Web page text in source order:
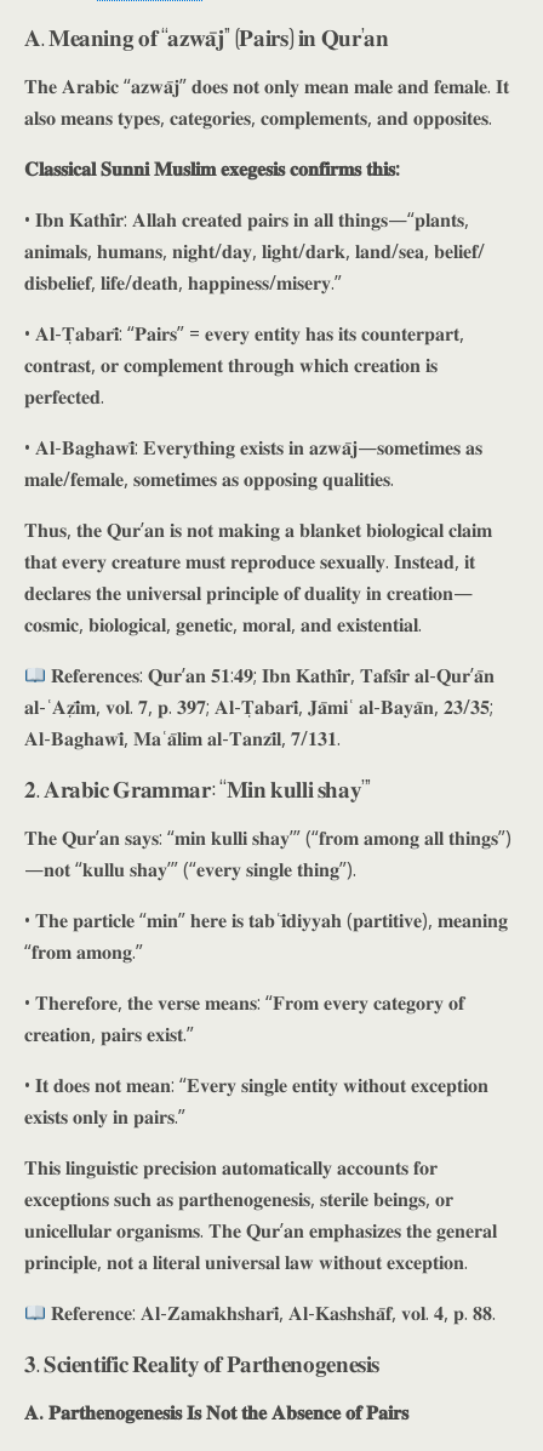
𝐀. 𝐌𝐞𝐚𝐧𝐢𝐧𝐠 𝐨𝐟 “𝐚𝐳𝐰𝐚̄𝐣” (𝐏𝐚𝐢𝐫𝐬) 𝐢𝐧 𝐐𝐮𝐫’𝐚𝐧
𝐓𝐡𝐞 𝐀𝐫𝐚𝐛𝐢𝐜 “𝐚𝐳𝐰𝐚̄𝐣” 𝐝𝐨𝐞𝐬 𝐧𝐨𝐭 𝐨𝐧𝐥𝐲 𝐦𝐞𝐚𝐧 𝐦𝐚𝐥𝐞 𝐚𝐧𝐝 𝐟𝐞𝐦𝐚𝐥𝐞. 𝐈𝐭
𝐚𝐥𝐬𝐨 𝐦𝐞𝐚𝐧𝐬 𝐭𝐲𝐩𝐞𝐬, 𝐜𝐚𝐭𝐞𝐠𝐨𝐫𝐢𝐞𝐬, 𝐜𝐨𝐦𝐩𝐥𝐞𝐦𝐞𝐧𝐭𝐬, 𝐚𝐧𝐝 𝐨𝐩𝐩𝐨𝐬𝐢𝐭𝐞𝐬.
𝐂𝐥𝐚𝐬𝐬𝐢𝐜𝐚𝐥 𝐒𝐮𝐧𝐧𝐢 𝐌𝐮𝐬𝐥𝐢𝐦 𝐞𝐱𝐞𝐠𝐞𝐬𝐢𝐬 𝐜𝐨𝐧𝐟𝐢𝐫𝐦𝐬 𝐭𝐡𝐢𝐬:
• 𝐈𝐛𝐧 𝐊𝐚𝐭𝐡𝐢̄𝐫: 𝐀𝐥𝐥𝐚𝐡 𝐜𝐫𝐞𝐚𝐭𝐞𝐝 𝐩𝐚𝐢𝐫𝐬 𝐢𝐧 𝐚𝐥𝐥 𝐭𝐡𝐢𝐧𝐠𝐬—“𝐩𝐥𝐚𝐧𝐭𝐬,
𝐚𝐧𝐢𝐦𝐚𝐥𝐬, 𝐡𝐮𝐦𝐚𝐧𝐬, 𝐧𝐢𝐠𝐡𝐭/𝐝𝐚𝐲, 𝐥𝐢𝐠𝐡𝐭/𝐝𝐚𝐫𝐤, 𝐥𝐚𝐧𝐝/𝐬𝐞𝐚, 𝐛𝐞𝐥𝐢𝐞𝐟/
𝐝𝐢𝐬𝐛𝐞𝐥𝐢𝐞𝐟, 𝐥𝐢𝐟𝐞/𝐝𝐞𝐚𝐭𝐡, 𝐡𝐚𝐩𝐩𝐢𝐧𝐞𝐬𝐬/𝐦𝐢𝐬𝐞𝐫𝐲.”
• 𝐀𝐥-𝐓̣𝐚𝐛𝐚𝐫𝐢̄: “𝐏𝐚𝐢𝐫𝐬” = 𝐞𝐯𝐞𝐫𝐲 𝐞𝐧𝐭𝐢𝐭𝐲 𝐡𝐚𝐬 𝐢𝐭𝐬 𝐜𝐨𝐮𝐧𝐭𝐞𝐫𝐩𝐚𝐫𝐭,
𝐜𝐨𝐧𝐭𝐫𝐚𝐬𝐭, 𝐨𝐫 𝐜𝐨𝐦𝐩𝐥𝐞𝐦𝐞𝐧𝐭 𝐭𝐡𝐫𝐨𝐮𝐠𝐡 𝐰𝐡𝐢𝐜𝐡 𝐜𝐫𝐞𝐚𝐭𝐢𝐨𝐧 𝐢𝐬
𝐩𝐞𝐫𝐟𝐞𝐜𝐭𝐞𝐝.
• 𝐀𝐥-𝐁𝐚𝐠𝐡𝐚𝐰𝐢̄: 𝐄𝐯𝐞𝐫𝐲𝐭𝐡𝐢𝐧𝐠 𝐞𝐱𝐢𝐬𝐭𝐬 𝐢𝐧 𝐚𝐳𝐰𝐚̄𝐣—𝐬𝐨𝐦𝐞𝐭𝐢𝐦𝐞𝐬 𝐚𝐬
𝐦𝐚𝐥𝐞/𝐟𝐞𝐦𝐚𝐥𝐞, 𝐬𝐨𝐦𝐞𝐭𝐢𝐦𝐞𝐬 𝐚𝐬 𝐨𝐩𝐩𝐨𝐬𝐢𝐧𝐠 𝐪𝐮𝐚𝐥𝐢𝐭𝐢𝐞𝐬.
𝐓𝐡𝐮𝐬, 𝐭𝐡𝐞 𝐐𝐮𝐫’𝐚𝐧 𝐢𝐬 𝐧𝐨𝐭 𝐦𝐚𝐤𝐢𝐧𝐠 𝐚 𝐛𝐥𝐚𝐧𝐤𝐞𝐭 𝐛𝐢𝐨𝐥𝐨𝐠𝐢𝐜𝐚𝐥 𝐜𝐥𝐚𝐢𝐦
𝐭𝐡𝐚𝐭 𝐞𝐯𝐞𝐫𝐲 𝐜𝐫𝐞𝐚𝐭𝐮𝐫𝐞 𝐦𝐮𝐬𝐭 𝐫𝐞𝐩𝐫𝐨𝐝𝐮𝐜𝐞 𝐬𝐞𝐱𝐮𝐚𝐥𝐥𝐲. 𝐈𝐧𝐬𝐭𝐞𝐚𝐝, 𝐢𝐭
𝐝𝐞𝐜𝐥𝐚𝐫𝐞𝐬 𝐭𝐡𝐞 𝐮𝐧𝐢𝐯𝐞𝐫𝐬𝐚𝐥 𝐩𝐫𝐢𝐧𝐜𝐢𝐩𝐥𝐞 𝐨𝐟 𝐝𝐮𝐚𝐥𝐢𝐭𝐲 𝐢𝐧 𝐜𝐫𝐞𝐚𝐭𝐢𝐨𝐧—
𝐜𝐨𝐬𝐦𝐢𝐜, 𝐛𝐢𝐨𝐥𝐨𝐠𝐢𝐜𝐚𝐥, 𝐠𝐞𝐧𝐞𝐭𝐢𝐜, 𝐦𝐨𝐫𝐚𝐥, 𝐚𝐧𝐝 𝐞𝐱𝐢𝐬𝐭𝐞𝐧𝐭𝐢𝐚𝐥.
𝐑𝐞𝐟𝐞𝐫𝐞𝐧𝐜𝐞𝐬: 𝐐𝐮𝐫’𝐚𝐧 𝟓𝟏:𝟒𝟗; 𝐈𝐛𝐧 𝐊𝐚𝐭𝐡𝐢̄𝐫, 𝐓𝐚𝐟𝐬𝐢̄𝐫 𝐚𝐥-𝐐𝐮𝐫’𝐚̄𝐧
𝐚𝐥-ʿ𝐀𝐳̣𝐢̄𝐦, 𝐯𝐨𝐥. 𝟕, 𝐩. 𝟑𝟗𝟕; 𝐀𝐥-𝐓̣𝐚𝐛𝐚𝐫𝐢̄, 𝐉𝐚̄𝐦𝐢ʿ 𝐚𝐥-𝐁𝐚𝐲𝐚̄𝐧, 𝟐𝟑/𝟑𝟓;
𝐀𝐥-𝐁𝐚𝐠𝐡𝐚𝐰𝐢̄, 𝐌𝐚ʿ𝐚̄𝐥𝐢𝐦 𝐚𝐥-𝐓𝐚𝐧𝐳𝐢̄𝐥, 𝟕/𝟏𝟑𝟏.
𝟐. 𝐀𝐫𝐚𝐛𝐢𝐜 𝐆𝐫𝐚𝐦𝐦𝐚𝐫: “𝐌𝐢𝐧 𝐤𝐮𝐥𝐥𝐢 𝐬𝐡𝐚𝐲’”
𝐓𝐡𝐞 𝐐𝐮𝐫’𝐚𝐧 𝐬𝐚𝐲𝐬: “𝐦𝐢𝐧 𝐤𝐮𝐥𝐥𝐢 𝐬𝐡𝐚𝐲’” (“𝐟𝐫𝐨𝐦 𝐚𝐦𝐨𝐧𝐠 𝐚𝐥𝐥 𝐭𝐡𝐢𝐧𝐠𝐬”)
—𝐧𝐨𝐭 “𝐤𝐮𝐥𝐥𝐮 𝐬𝐡𝐚𝐲’” (“𝐞𝐯𝐞𝐫𝐲 𝐬𝐢𝐧𝐠𝐥𝐞 𝐭𝐡𝐢𝐧𝐠”).
• 𝐓𝐡𝐞 𝐩𝐚𝐫𝐭𝐢𝐜𝐥𝐞 “𝐦𝐢𝐧” 𝐡𝐞𝐫𝐞 𝐢𝐬 𝐭𝐚𝐛ʿ𝐢̄𝐝𝐢𝐲𝐲𝐚𝐡 (𝐩𝐚𝐫𝐭𝐢𝐭𝐢𝐯𝐞), 𝐦𝐞𝐚𝐧𝐢𝐧𝐠
“𝐟𝐫𝐨𝐦 𝐚𝐦𝐨𝐧𝐠.”
• 𝐓𝐡𝐞𝐫𝐞𝐟𝐨𝐫𝐞, 𝐭𝐡𝐞 𝐯𝐞𝐫𝐬𝐞 𝐦𝐞𝐚𝐧𝐬: “𝐅𝐫𝐨𝐦 𝐞𝐯𝐞𝐫𝐲 𝐜𝐚𝐭𝐞𝐠𝐨𝐫𝐲 𝐨𝐟
𝐜𝐫𝐞𝐚𝐭𝐢𝐨𝐧, 𝐩𝐚𝐢𝐫𝐬 𝐞𝐱𝐢𝐬𝐭.”
• 𝐈𝐭 𝐝𝐨𝐞𝐬 𝐧𝐨𝐭 𝐦𝐞𝐚𝐧: “𝐄𝐯𝐞𝐫𝐲 𝐬𝐢𝐧𝐠𝐥𝐞 𝐞𝐧𝐭𝐢𝐭𝐲 𝐰𝐢𝐭𝐡𝐨𝐮𝐭 𝐞𝐱𝐜𝐞𝐩𝐭𝐢𝐨𝐧
𝐞𝐱𝐢𝐬𝐭𝐬 𝐨𝐧𝐥𝐲 𝐢𝐧 𝐩𝐚𝐢𝐫𝐬.”
𝐓𝐡𝐢𝐬 𝐥𝐢𝐧𝐠𝐮𝐢𝐬𝐭𝐢𝐜 𝐩𝐫𝐞𝐜𝐢𝐬𝐢𝐨𝐧 𝐚𝐮𝐭𝐨𝐦𝐚𝐭𝐢𝐜𝐚𝐥𝐥𝐲 𝐚𝐜𝐜𝐨𝐮𝐧𝐭𝐬 𝐟𝐨𝐫
𝐞𝐱𝐜𝐞𝐩𝐭𝐢𝐨𝐧𝐬 𝐬𝐮𝐜𝐡 𝐚𝐬 𝐩𝐚𝐫𝐭𝐡𝐞𝐧𝐨𝐠𝐞𝐧𝐞𝐬𝐢𝐬, 𝐬𝐭𝐞𝐫𝐢𝐥𝐞 𝐛𝐞𝐢𝐧𝐠𝐬, 𝐨𝐫
𝐮𝐧𝐢𝐜𝐞𝐥𝐥𝐮𝐥𝐚𝐫 𝐨𝐫𝐠𝐚𝐧𝐢𝐬𝐦𝐬. 𝐓𝐡𝐞 𝐐𝐮𝐫’𝐚𝐧 𝐞𝐦𝐩𝐡𝐚𝐬𝐢𝐳𝐞𝐬 𝐭𝐡𝐞 𝐠𝐞𝐧𝐞𝐫𝐚𝐥
𝐩𝐫𝐢𝐧𝐜𝐢𝐩𝐥𝐞, 𝐧𝐨𝐭 𝐚 𝐥𝐢𝐭𝐞𝐫𝐚𝐥 𝐮𝐧𝐢𝐯𝐞𝐫𝐬𝐚𝐥 𝐥𝐚𝐰 𝐰𝐢𝐭𝐡𝐨𝐮𝐭 𝐞𝐱𝐜𝐞𝐩𝐭𝐢𝐨𝐧.
𝐑𝐞𝐟𝐞𝐫𝐞𝐧𝐜𝐞: 𝐀𝐥-𝐙𝐚𝐦𝐚𝐤𝐡𝐬𝐡𝐚𝐫𝐢̄, 𝐀𝐥-𝐊𝐚𝐬𝐡𝐬𝐡𝐚̄𝐟, 𝐯𝐨𝐥. 𝟒, 𝐩. 𝟖𝟖.
𝟑. 𝐒𝐜𝐢𝐞𝐧𝐭𝐢𝐟𝐢𝐜 𝐑𝐞𝐚𝐥𝐢𝐭𝐲 𝐨𝐟 𝐏𝐚𝐫𝐭𝐡𝐞𝐧𝐨𝐠𝐞𝐧𝐞𝐬𝐢𝐬
𝐀. 𝐏𝐚𝐫𝐭𝐡𝐞𝐧𝐨𝐠𝐞𝐧𝐞𝐬𝐢𝐬 𝐈𝐬 𝐍𝐨𝐭 𝐭𝐡𝐞 𝐀𝐛𝐬𝐞𝐧𝐜𝐞 𝐨𝐟 𝐏𝐚𝐢𝐫𝐬